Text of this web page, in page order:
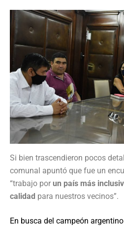
Si bien trascendieron pocos
comunal apuntó que fue un
“trabajo por un país más
calidad para nuestros vecinos”.
En busca del campeón